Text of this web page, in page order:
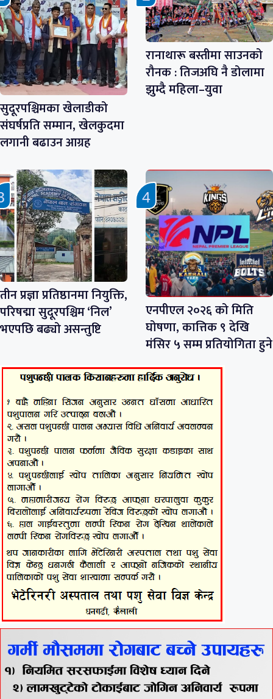
सुदूरपश्चिमका खेलाडीको
संघर्षप्रति सम्मान, खेलकुदमा
लगानी बढाउन आग्रह
रानाथारू बस्तीमा साउनको
रौनक : तिजअघि नै डोलामा
झुम्दै महिला–युवा
तीन प्रज्ञा प्रतिष्ठानमा नियुक्ति,
परिषद्मा सुदूरपश्चिम ‘निल’
भएपछि बढ्यो असन्तुष्टि
एनपीएल २०२६ को मिति
घोषणा, कात्तिक ९ देखि
मंसिर ५ सम्म प्रतियोगिता हुने